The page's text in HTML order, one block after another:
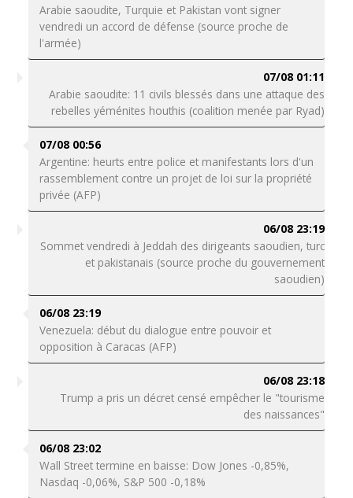
Arabie saoudite, Turquie et Pakistan vont signer
vendredi un accord de défense (source proche de
l'armée)
07/08 01:11
Arabie saoudite: 11 civils blessés dans une attaque des
rebelles yéménites houthis (coalition menée par Ryad)
07/08 00:56
Argentine: heurts entre police et manifestants lors d'un
rassemblement contre un projet de loi sur la propriété
privée (AFP)
06/08 23:19
Sommet vendredi à Jeddah des dirigeants saoudien, turc
et pakistanais (source proche du gouvernement
saoudien)
06/08 23:19
Venezuela: début du dialogue entre pouvoir et
opposition à Caracas (AFP)
06/08 23:18
Trump a pris un décret censé empêcher le "tourisme
des naissances"
06/08 23:02
Wall Street termine en baisse: Dow Jones -0,85%,
Nasdaq -0,06%, S&P 500 -0,18%